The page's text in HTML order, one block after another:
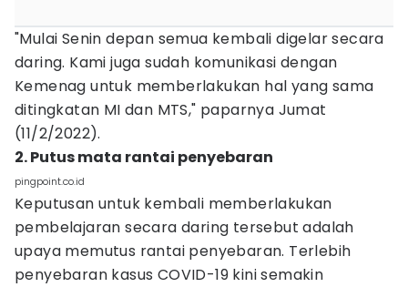
"Mulai Senin depan semua kembali digelar secara
daring. Kami juga sudah komunikasi dengan
Kemenag untuk memberlakukan hal yang sama
ditingkatan MI dan MTS," paparnya Jumat
(11/2/2022).
2. Putus mata rantai penyebaran
pingpoint.co.id
Keputusan untuk kembali memberlakukan
pembelajaran secara daring tersebut adalah
upaya memutus rantai penyebaran. Terlebih
penyebaran kasus COVID-19 kini semakin